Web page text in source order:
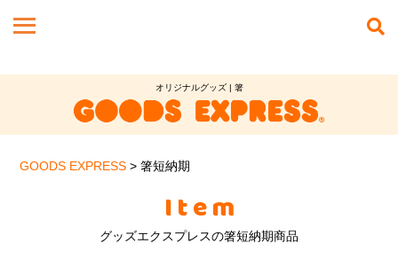
オリジナルグッズ | 箸
GOODS EXPRESS >箸短納期
Item
グッズエクスプレスの箸短納期商品